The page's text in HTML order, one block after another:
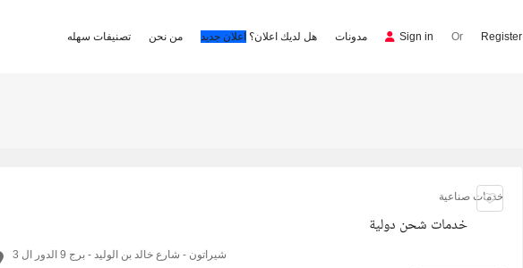
تصنيفات سهله من نحن هل لديك اعلان؟ اعلان جديد مدونات Sign in Or Register
خدمات صناعية
خدمات شحن دولية
شيراتون - شارع خالد بن الوليد - برج 9 الدور ال 3